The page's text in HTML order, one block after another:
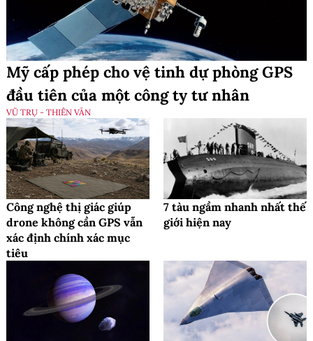
Mỹ cấp phép cho vệ tinh dự phòng GPS
đầu tiên của một công ty tư nhân
VŨ TRỤ - THIÊN VĂN
Công nghệ thị giác giúp
drone không cần GPS vẫn
xác định chính xác mục
tiêu
7 tàu ngầm nhanh nhất thế
giới hiện nay